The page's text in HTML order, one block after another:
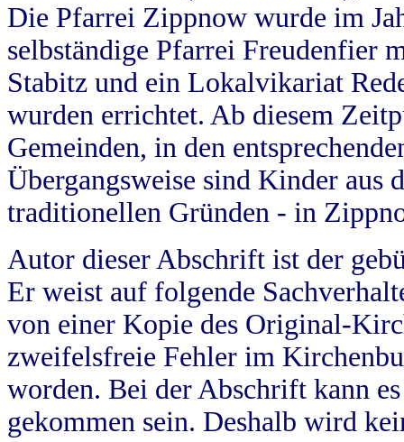
Die Pfarrei Zippnow wurde im
selbständige Pfarrei Freudenfier
Stabitz und ein Lokalvikariat
wurden errichtet. Ab diesem
Gemeinden, in den
Übergangsweise sind Kinder aus
traditionellen Gründen - in
Autor dieser Abschrift ist der
Er weist auf folgende
von einer Kopie des Original-
zweifelsfreie Fehler im
worden. Bei der Abschrift kann
gekommen sein. Deshalb wird